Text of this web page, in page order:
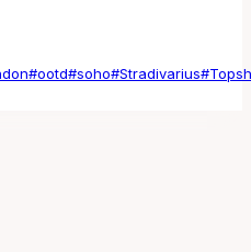
#ootd#soho#Stradivarius#